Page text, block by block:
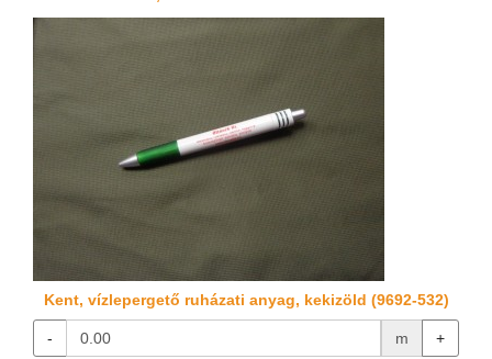
Kent, vízlepergető ruházati anyag, kekizöld (9692-532)
- m +